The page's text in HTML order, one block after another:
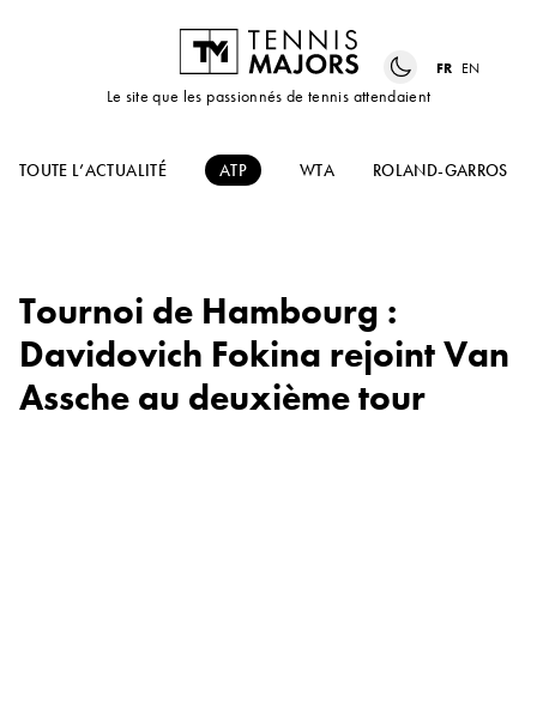
Le site que les passionnés de tennis attendaient
FR EN
TOUTE L’ACTUALITÉ ATP WTA ROLAND-GARROS
Tournoi de Hambourg :
Davidovich Fokina rejoint Van
Assche au deuxième tour